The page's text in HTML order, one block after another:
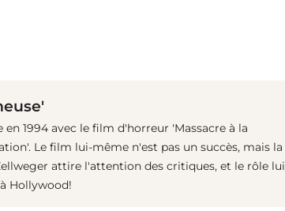
1994 avec le film d'horreur 'Massacre à la
Le film lui-même n'est pas un succès, mais la
attire l'attention des critiques, et le rôle lui
Hollywood!